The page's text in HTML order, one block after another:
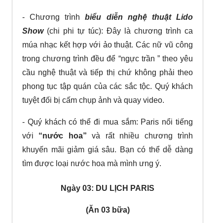
- Chương trìnhbiểu diễn nghệ thuật Lido
Show(chi phi tự túc): Đây là chương trình ca
múa nhạc kết hợp với ảo thuật. Các nữ vũ công
trong chương trình đều để “ngực trần ” theo yêu
cầu nghệ thuật và tiếp thị chứ không phải theo
phong tục tập quán của các sắc tộc. Quý khách
tuyệt đối bị cấm chụp ảnh và quay video.
- Quý khách có thể đi mua sắm: Paris nổi tiếng
với “nước hoa” và rất nhiều chương trình
khuyến mãi giảm giá sâu. Bạn có thể dễ dàng
tìm được loại nước hoa mà mình ưng ý.
Ngày 03: DU LỊCH PARIS
(Ăn 03 bữa)